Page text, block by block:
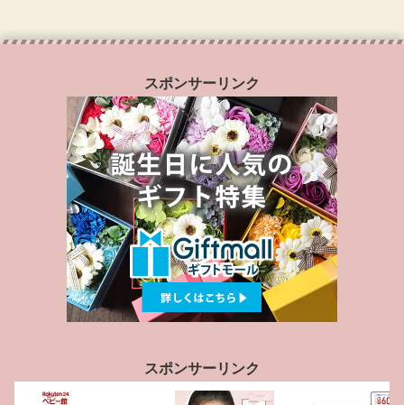
スポンサーリンク
スポンサーリンク